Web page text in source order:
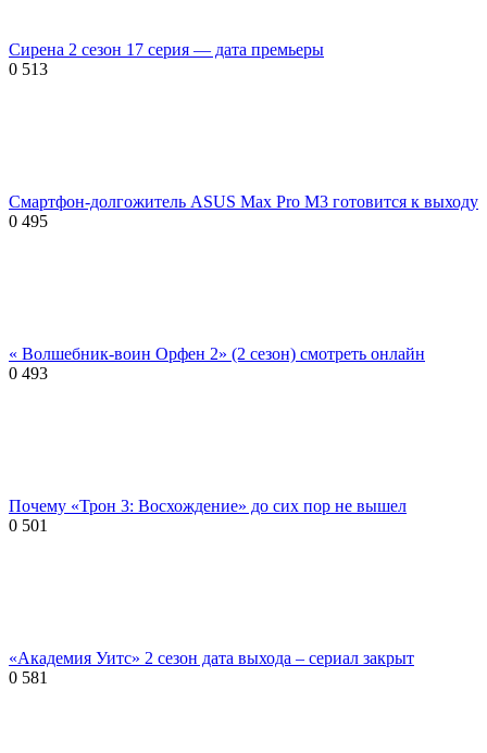
Сирена 2 сезон 17 серия — дата премьеры
0 513
Смартфон-долгожитель ASUS Max Pro M3 готовится к выходу
0 495
« Волшебник-воин Орфен 2» (2 сезон) смотреть онлайн
0 493
Почему «Трон 3: Восхождение» до сих пор не вышел
0 501
«Академия Уитс» 2 сезон дата выхода – сериал закрыт
0 581